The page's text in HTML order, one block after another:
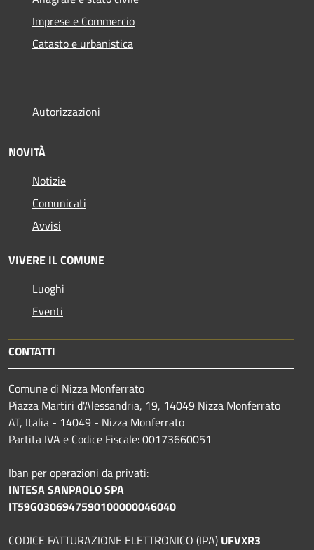
Imprese e Commercio
Catasto e urbanistica
Autorizzazioni
NOVITÀ
Notizie
Comunicati
Avvisi
VIVERE IL COMUNE
Luoghi
Eventi
CONTATTI
Comune di Nizza Monferrato
Piazza Martiri d'Alessandria, 19, 14049 Nizza Monferrato
AT, Italia - 14049 - Nizza Monferrato
Partita IVA e Codice Fiscale: 00173660051
Iban per operazioni da privati:
INTESA SANPAOLO SPA
IT59G0306947590100000046040
CODICE FATTURAZIONE ELETTRONICO (IPA) UFVXR3